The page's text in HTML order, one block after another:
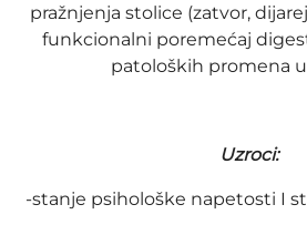
pražnjenja stolice (zatvor,
funkcionalni poremećaj
patoloških promena
Uzroci:
-stanje psihološke napetosti I